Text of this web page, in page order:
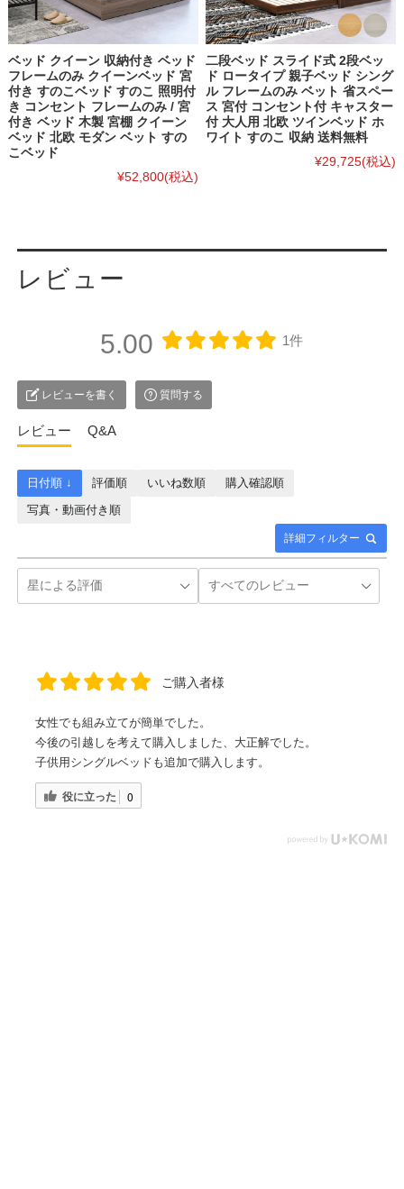
ベッド クイーン 収納付き ベッド
フレームのみ クイーンベッド 宮
付き すのこベッド すのこ 照明付
き コンセント フレームのみ / 宮
付き ベッド 木製 宮棚 クイーン
ベッド 北欧 モダン ベット すの
こベッド
¥52,800(税込)
二段ベッド スライド式 2段ベッ
ド ロータイプ 親子ベッド シング
ル フレームのみ ベット 省スペー
ス 宮付 コンセント付 キャスター
付 大人用 北欧 ツインベッド ホ
ワイト すのこ 収納 送料無料
¥29,725(税込)
レビュー
5.00 1件
レビューを書く 質問する
レビュー Q&A
詳細フィルター
日付順 ↓ 評価順 いいね数順
購入確認順
写真・動画付き順
ご購入者様
女性でも組み立てが簡単でした。
今後の引越しを考えて購入しました、大正解でした。
子供用シングルベッドも追加で購入します。
役に立った 0